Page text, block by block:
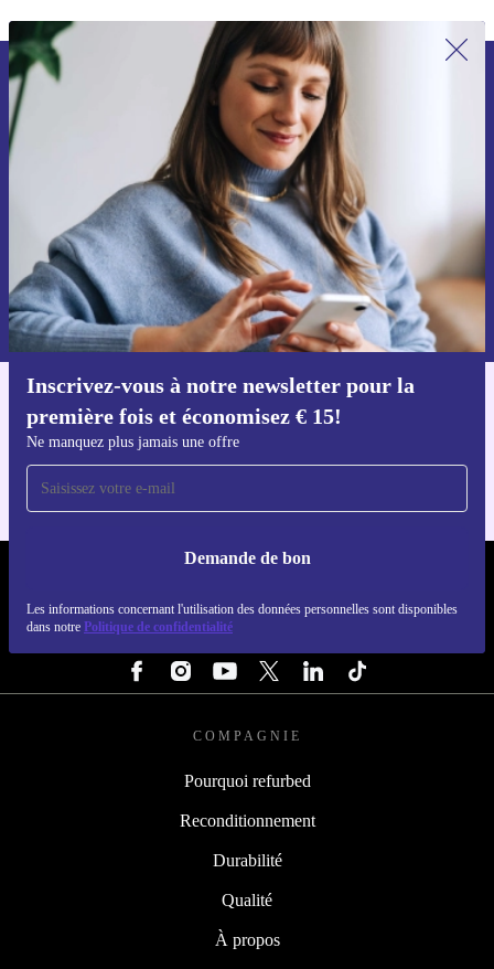
Inscrivez-vous à notre newsletter pour la
première fois et économisez € 15!
Ne manquez plus jamais une offre
Demande de bon
Les informations concernant l'utilisation des données personnelles sont disponibles
dans notre Politique de confidentialité
Inscrivez-vous à notre newsletter pour
la première fois et économisez 15 € !
Ne manquez plus aucune offre.
Voucher aanvragen
Retrouvez les informations sur l'utilisation des données personnelles
dans notrepolitique de confidentialité.
Téléchargez l'application refurbed
Pour iOS et Android
SUIVEZ-NOUS
COMPAGNIE
Pourquoi refurbed
Reconditionnement
Durabilité
Qualité
À propos